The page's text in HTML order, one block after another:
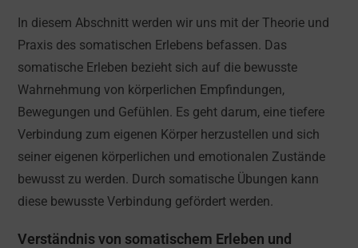
In diesem Abschnitt werden wir uns mit der Theorie und
Praxis des somatischen Erlebens befassen. Das
somatische Erleben bezieht sich auf die bewusste
Wahrnehmung von körperlichen Empfindungen,
Bewegungen und Gefühlen. Es geht darum, eine tiefere
Verbindung zum eigenen Körper herzustellen und sich
seiner eigenen körperlichen und emotionalen Zustände
bewusst zu werden. Durch somatische Übungen kann
diese bewusste Verbindung gefördert werden.
Verständnis von somatischem Erleben und